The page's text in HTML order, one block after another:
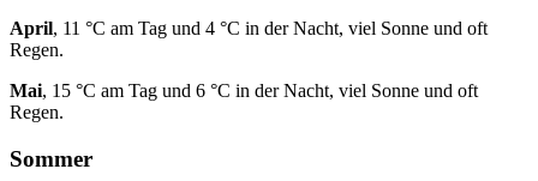
April, 11 °C am Tag und 4 °C in der Nacht, viel Sonne und oft
Regen.
Mai, 15 °C am Tag und 6 °C in der Nacht, viel Sonne und oft
Regen.
Sommer